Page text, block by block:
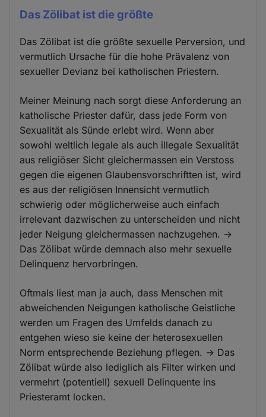
Das Zölibat ist die größte
Das Zölibat ist die größte sexuelle Perversion, und
vermutlich Ursache für die hohe Prävalenz von
sexueller Devianz bei katholischen Priestern.
Meiner Meinung nach sorgt diese Anforderung an
katholische Priester dafür, dass jede Form von
Sexualität als Sünde erlebt wird. Wenn aber
sowohl weltlich legale als auch illegale Sexualität
aus religiöser Sicht gleichermassen ein Verstoss
gegen die eigenen Glaubensvorschriftten ist, wird
es aus der religiösen Innensicht vermutlich
schwierig oder möglicherweise auch einfach
irrelevant dazwischen zu unterscheiden und nicht
jeder Neigung gleichermassen nachzugehen. ->
Das Zölibat würde demnach also mehr sexuelle
Delinquenz hervorbringen.
Oftmals liest man ja auch, dass Menschen mit
abweichenden Neigungen katholische Geistliche
werden um Fragen des Umfelds danach zu
entgehen wieso sie keine der heterosexuellen
Norm entsprechende Beziehung pflegen. -> Das
Zölibat würde also lediglich als Filter wirken und
vermehrt (potentiell) sexuell Delinquente ins
Priesteramt locken.